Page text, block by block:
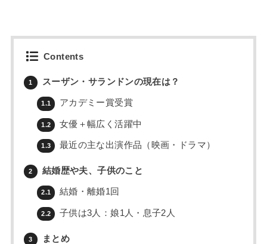
Contents
1 スーザン・サランドンの現在は？
1.1 アカデミー賞受賞
1.2 女優＋幅広く活躍中
1.3 最近の主な出演作品（映画・ドラマ）
2 結婚歴や夫、子供のこと
2.1 結婚・離婚1回
2.2 子供は3人：娘1人・息子2人
3 まとめ